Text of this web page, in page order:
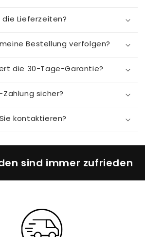
die Lieferzeiten?
Bestellung verfolgen?
die 30-Tage-Garantie?
sicher?
kontaktieren?
sind immer zufrieden